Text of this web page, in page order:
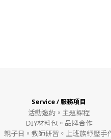
Service / 服務項目
活動邀約。 主題課程
DIY材料包。 品牌合作
親子日。教師研習。上班族紓壓手